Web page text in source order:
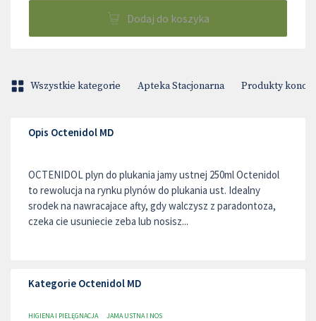
Dodaj do koszyka
Wszystkie kategorie Apteka Stacjonarna Produkty
Opis Octenidol MD
OCTENIDOL plyn do plukania jamy ustnej 250ml Octenidol
to rewolucja na rynku plynów do plukania ust. Idealny
srodek na nawracajace afty, gdy walczysz z paradontoza,
czeka cie usuniecie zeba lub nosisz...
Kategorie Octenidol MD
HIGIENA I PIELĘGNACJA JAMA USTNA I NOS